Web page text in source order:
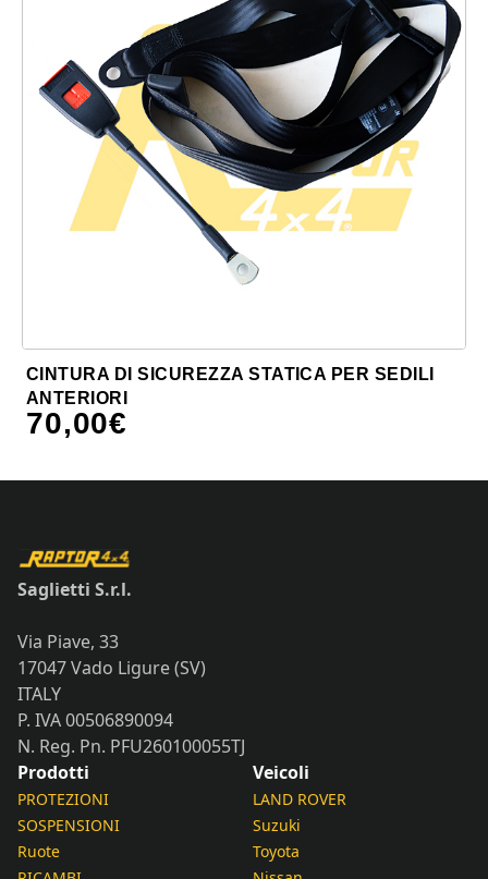
CINTURA DI SICUREZZA STATICA PER SEDILI
ANTERIORI
70,00€
Saglietti S.r.l.
Via Piave, 33
17047 Vado Ligure (SV)
ITALY
P. IVA 00506890094
N. Reg. Pn. PFU260100055TJ
Prodotti
PROTEZIONI
SOSPENSIONI
Ruote
Veicoli
LAND ROVER
Suzuki
Toyota